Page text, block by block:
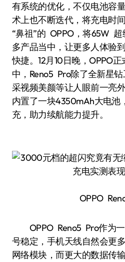
有系统的优化，不仅电池容
术上也不断迭代，将充电时
“鼻祖”的 OPPO，将65W
多产品当中，让更多人体验
快捷。12月10日晚，OPPO
中，Reno5 Pro除了全新星
采视频美颜等让人眼前一亮
内置了一块4350mAh大电池
充，助力续航能力提升。
OPPO
OPPO Reno5 Pro作为一
号稳定，手机天线自然会更
网络模块，而更大的数据传